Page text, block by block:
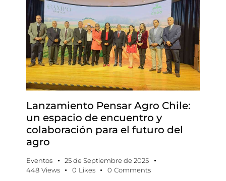
Lanzamiento Pensar Agro Chile:
un espacio de encuentro y
colaboración para el futuro del
agro
Eventos
25 de Septiembre de 2025
448 Views 0 Likes 0 Comments